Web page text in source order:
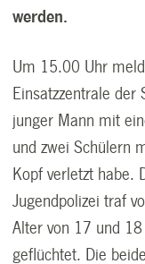
werden.
Um 15.00 Uhr
Einsatzzentrale der
junger Mann mit
und zwei Schülern
Kopf verletzt habe.
Jugendpolizei traf
Alter von 17 und
geflüchtet. Die